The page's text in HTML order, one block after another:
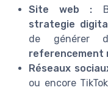
Site web :
strategie
de générer
referencement
Réseaux
ou encore